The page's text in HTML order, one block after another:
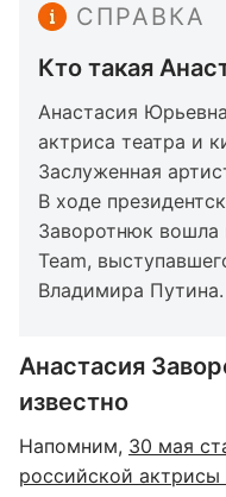
СПРАВКА
Кто такая
Анастасия
актриса театра и
Заслуженная
В ходе
Заворотнюк вошла
Team,
Владимира Путина.
Анастасия
известно
Напомним, 30 мая
российской